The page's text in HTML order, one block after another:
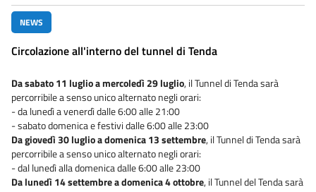
NEWS
Circolazione all'interno del tunnel di Tenda
Da sabato 11 luglio a mercoledì 29 luglio, il Tunnel di Tenda sarà
percorribile a senso unico alternato negli orari:
- da lunedì a venerdì dalle 6:00 alle 21:00
- sabato domenica e festivi dalle 6:00 alle 23:00
Da giovedì 30 luglio a domenica 13 settembre, il Tunnel di Tenda sarà
percorribile a senso unico alternato negli orari:
- dal lunedì alla domenica dalle 6:00 alle 23:00
Da lunedì 14 settembre a domenica 4 ottobre, il Tunnel del Tenda sarà